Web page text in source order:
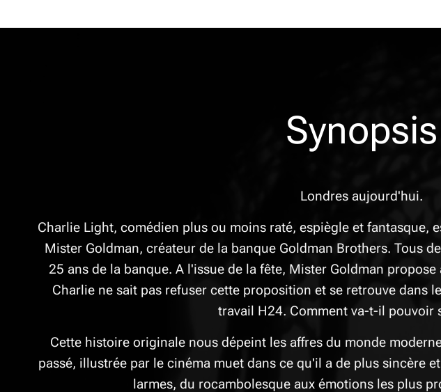
Synopsis
Londres aujourd'hui.
Charlie Light, comédien plus ou moins raté, espiègle et fantasque,
Mister Goldman, créateur de la banque Goldman Brothers. Tous
25 ans de la banque. A l'issue de la fête, Mister Goldman
Charlie ne sait pas refuser cette proposition et se retrouve dans
travail H24. Comment va-t-il pouvoir
Cette histoire originale nous dépeint les affres du monde
passé, illustrée par le cinéma muet dans ce qu'il a de plus sincère
larmes, du rocambolesque aux émotions les plus